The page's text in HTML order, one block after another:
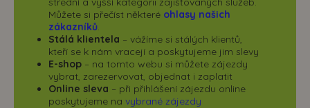
Můžete si přečíst některé ohlasy našich
zákazníků
Stálá klientela – vážíme si stálých klientů,
kteří se k nám vracejí a poskytujeme jim slevy
E-shop – na tomto webu si můžete zájezdy
vybrat, zarezervovat, objednat i zaplatit
Online sleva – při přihlášení zájezdu online
poskytujeme na vybrané zájezdy